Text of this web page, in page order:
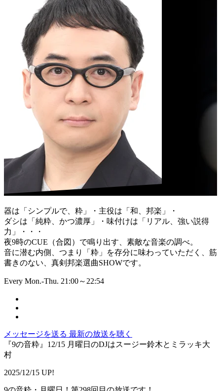
器は「シンプルで、粋」・主役は「和、邦楽」・
ダシは「純粋、かつ濃厚」・味付けは「リアル、強い説得
力」・・・
夜9時のCUE（合図）で鳴り出す、素敵な音楽の調べ。
音に潜む内側、つまり「粋」を存分に味わっていただく、筋
書きのない、真剣邦楽選曲SHOWです。
Every Mon.-Thu. 21:00～22:54
メッセージを送る 最新の放送を聴く
『9の音粋』12/15 月曜日のDJはスージー鈴木とミラッキ大
村
2025/12/15 UP!